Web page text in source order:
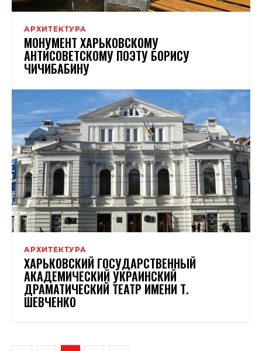
АРХИТЕКТУРА
МОНУМЕНТ ХАРЬКОВСКОМУ
АНТИСОВЕТСКОМУ ПОЭТУ БОРИСУ
ЧИЧИБАБИНУ
АРХИТЕКТУРА
ХАРЬКОВСКИЙ ГОСУДАРСТВЕННЫЙ
АКАДЕМИЧЕСКИЙ УКРАИНСКИЙ
ДРАМАТИЧЕСКИЙ ТЕАТР ИМЕНИ Т.
ШЕВЧЕНКО